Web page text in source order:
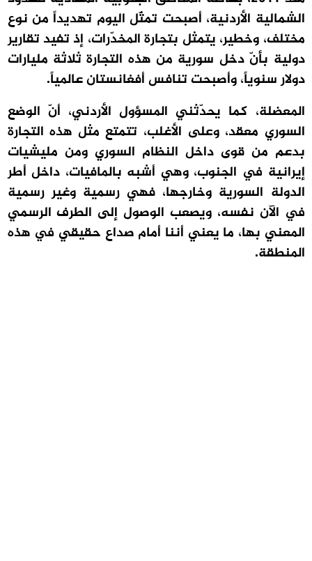
الشمالية الأردنية، أصبحت تمثّل اليوم تهديداً من نوع
مختلف، وخطير، يتمثل بتجارة المخدّرات، إذ تفيد تقارير
دولية بأنّ دخل سورية من هذه التجارة ثلاثة مليارات
دولار سنوياً، وأصبحت تنافس أفغانستان عالمياً.
المعضلة، كما يحدّثني المسؤول الأردني، أنّ الوضع
السوري معقد، وعلى الأغلب، تتمتع مثل هذه التجارة
بدعم من قوى داخل النظام السوري ومن مليشيات
إيرانية في الجنوب، وهي أشبه بالمافيات، داخل أطر
الدولة السورية وخارجها، فهي رسمية وغير رسمية
في الآن نفسه، ويصعب الوصول إلى الطرف الرسمي
المعني بها، ما يعني أننا أمام صداع حقيقي في هذه
المنطقة.